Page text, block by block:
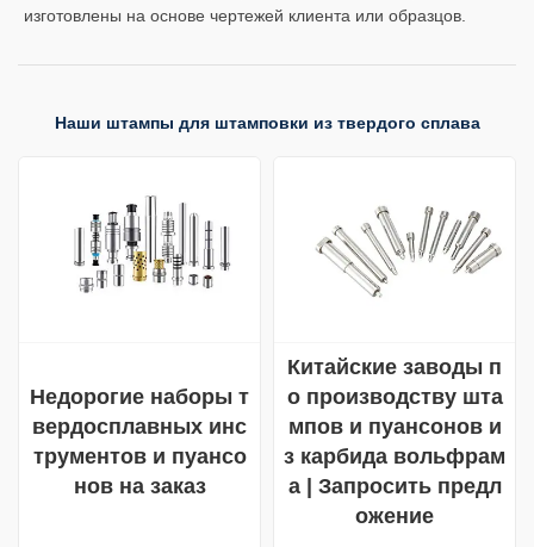
изготовлены на основе чертежей клиента или образцов.
Наши штампы для штамповки из твердого сплава
Недорогие наборы т
вердосплавных инс
трументов и пуансо
нов на заказ
Китайские заводы п
о производству шта
мпов и пуансонов и
з карбида вольфрам
а | Запросить предл
ожение